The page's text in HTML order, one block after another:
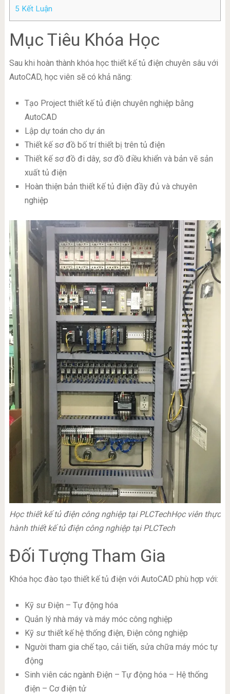
5 Kết Luận
Mục Tiêu Khóa Học
Sau khi hoàn thành khóa học thiết kế tủ điện chuyên sâu với
AutoCAD, học viên sẽ có khả năng:
Tạo Project thiết kế tủ điện chuyên nghiệp bằng
AutoCAD
Lập dự toán cho dự án
Thiết kế sơ đồ bố trí thiết bị trên tủ điện
Thiết kế sơ đồ đi dây, sơ đồ điều khiển và bản vẽ sản
xuất tủ điện
Hoàn thiện bản thiết kế tủ điện đầy đủ và chuyên
nghiệp
Học thiết kế tủ điện công nghiệp tại PLCTechHọc viên thực
hành thiết kế tủ điện công nghiệp tại PLCTech
Đối Tượng Tham Gia
Khóa học đào tạo thiết kế tủ điện với AutoCAD phù hợp với:
Kỹ sư Điện – Tự động hóa
Quản lý nhà máy và máy móc công nghiệp
Kỹ sư thiết kế hệ thống điện, Điện công nghiệp
Người tham gia chế tạo, cải tiến, sửa chữa máy móc tự
động
Sinh viên các ngành Điện – Tự động hóa – Hệ thống
điện – Cơ điện tử